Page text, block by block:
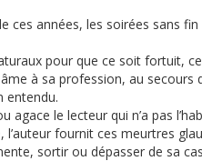
ces années, les soirées sans
pour que ce soit fortuit,
à sa profession, au secours
entendu.
agace le lecteur qui n’a pas
fournit ces meurtres
sortir ou dépasser de sa